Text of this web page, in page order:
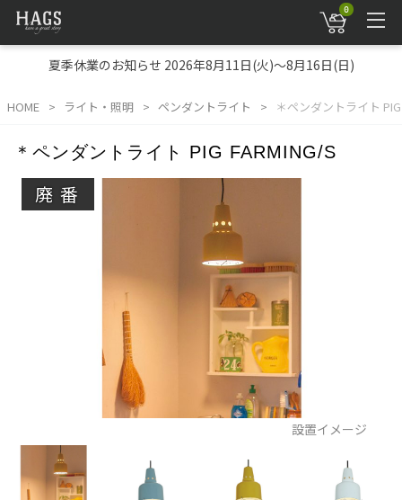
0
夏季休業のお知らせ 2026年8月11日(火)～8月16日(日)
HOME ライト・照明 ペンダントライト ＊ペンダントライト
＊ペンダントライト PIG FARMING/S
廃番
設置イメージ